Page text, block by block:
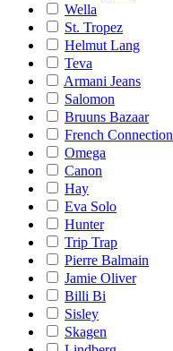
Wella
St. Tropez
Helmut Lang
Teva
Armani Jeans
Salomon
Bruuns Bazaar
French Connection
Omega
Canon
Hay
Eva Solo
Hunter
Trip Trap
Pierre Balmain
Jamie Oliver
Billi Bi
Sisley
Skagen